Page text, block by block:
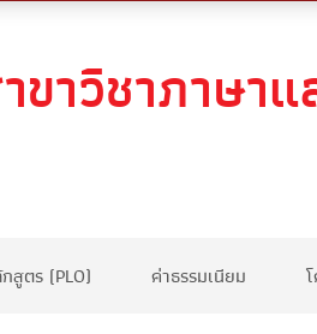
าวิชาภาษา
สูตร (PLO) ค่าธรรมเนียม